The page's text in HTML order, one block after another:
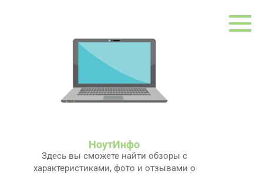
НоутИнфо
Здесь вы сможете найти обзоры с
характеристиками, фото и отзывами о